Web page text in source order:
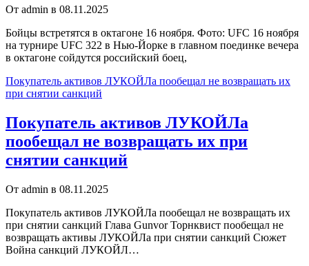
От admin в 08.11.2025
Бойцы встретятся в октагоне 16 ноября. Фото: UFC 16 ноября
на турнире UFC 322 в Нью-Йорке в главном поединке вечера
в октагоне сойдутся российский боец,
Покупатель активов ЛУКОЙЛа пообещал не возвращать их
при снятии санкций
Покупатель активов ЛУКОЙЛа
пообещал не возвращать их при
снятии санкций
От admin в 08.11.2025
Покупатель активов ЛУКОЙЛа пообещал не возвращать их
при снятии санкций Глава Gunvor Торнквист пообещал не
возвращать активы ЛУКОЙЛа при снятии санкций Сюжет
Война санкций ЛУКОЙЛ…